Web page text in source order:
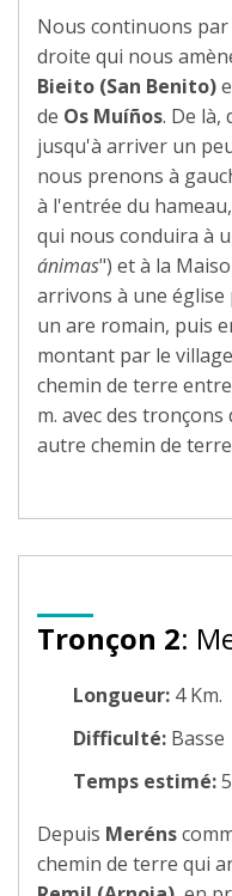
Nous continuons
droite qui nous
Bieito (San Benito)
de Os Muíños. De
jusqu'à arriver un
nous prenons à
à l'entrée du
qui nous conduira à
ánimas") et à la
arrivons à une église
un are romain, puis
montant par le
chemin de terre
m. avec des
autre chemin de
Tronçon 2:
Longueur: 4 Km.
Difficulté: Basse
Temps estimé:
Depuis Meréns
chemin de terre qui